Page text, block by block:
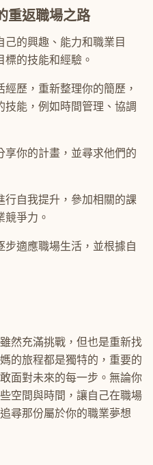
重返職場之路
己的興趣、能力和職業目
的技能和經驗。
經歷，重新整理你的簡歷，
能，例如時間管理、協調
享你的計畫，並尋求他們的
行自我提升，參加相關的課
競爭力。
步適應職場生活，並根據自
然充滿挑戰，但也是重新找
的旅程都是獨特的，重要的
面對未來的每一步。無論你
空間與時間，讓自己在職場
尋那份屬於你的職業夢想